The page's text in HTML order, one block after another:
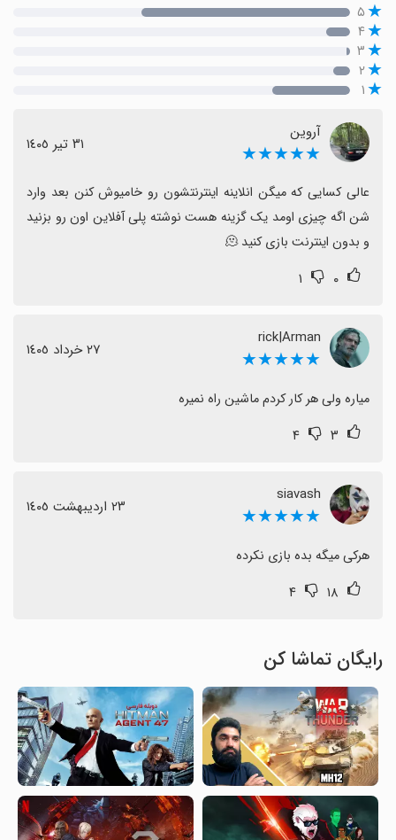
۵
۴
۳
۲
۱
آروین
★★★★★ ٣١ تیر ١٤٠٥
و بدون اینترنت بازی کنید 🫠
۰ ۱
rick|Arman
★★★★★ ٢٧ خرداد ١٤٠٥
میاره ولی هر کار کردم ماشین راه نمیره
۳ ۴
siavash
★★★★★ ٢٣ اردیبهشت ١٤٠٥
هرکی میگه بده بازی نکرده
۱۸ ۴
رایگان تماشا کن